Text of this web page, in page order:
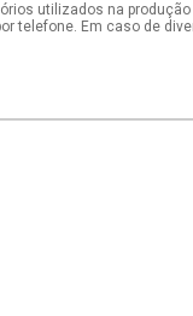
utilizados na
telefone. Em caso de